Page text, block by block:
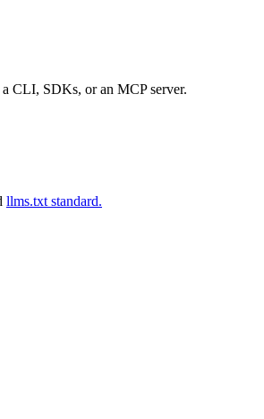
CLI, SDKs, or an MCP server.
llms.txt standard.